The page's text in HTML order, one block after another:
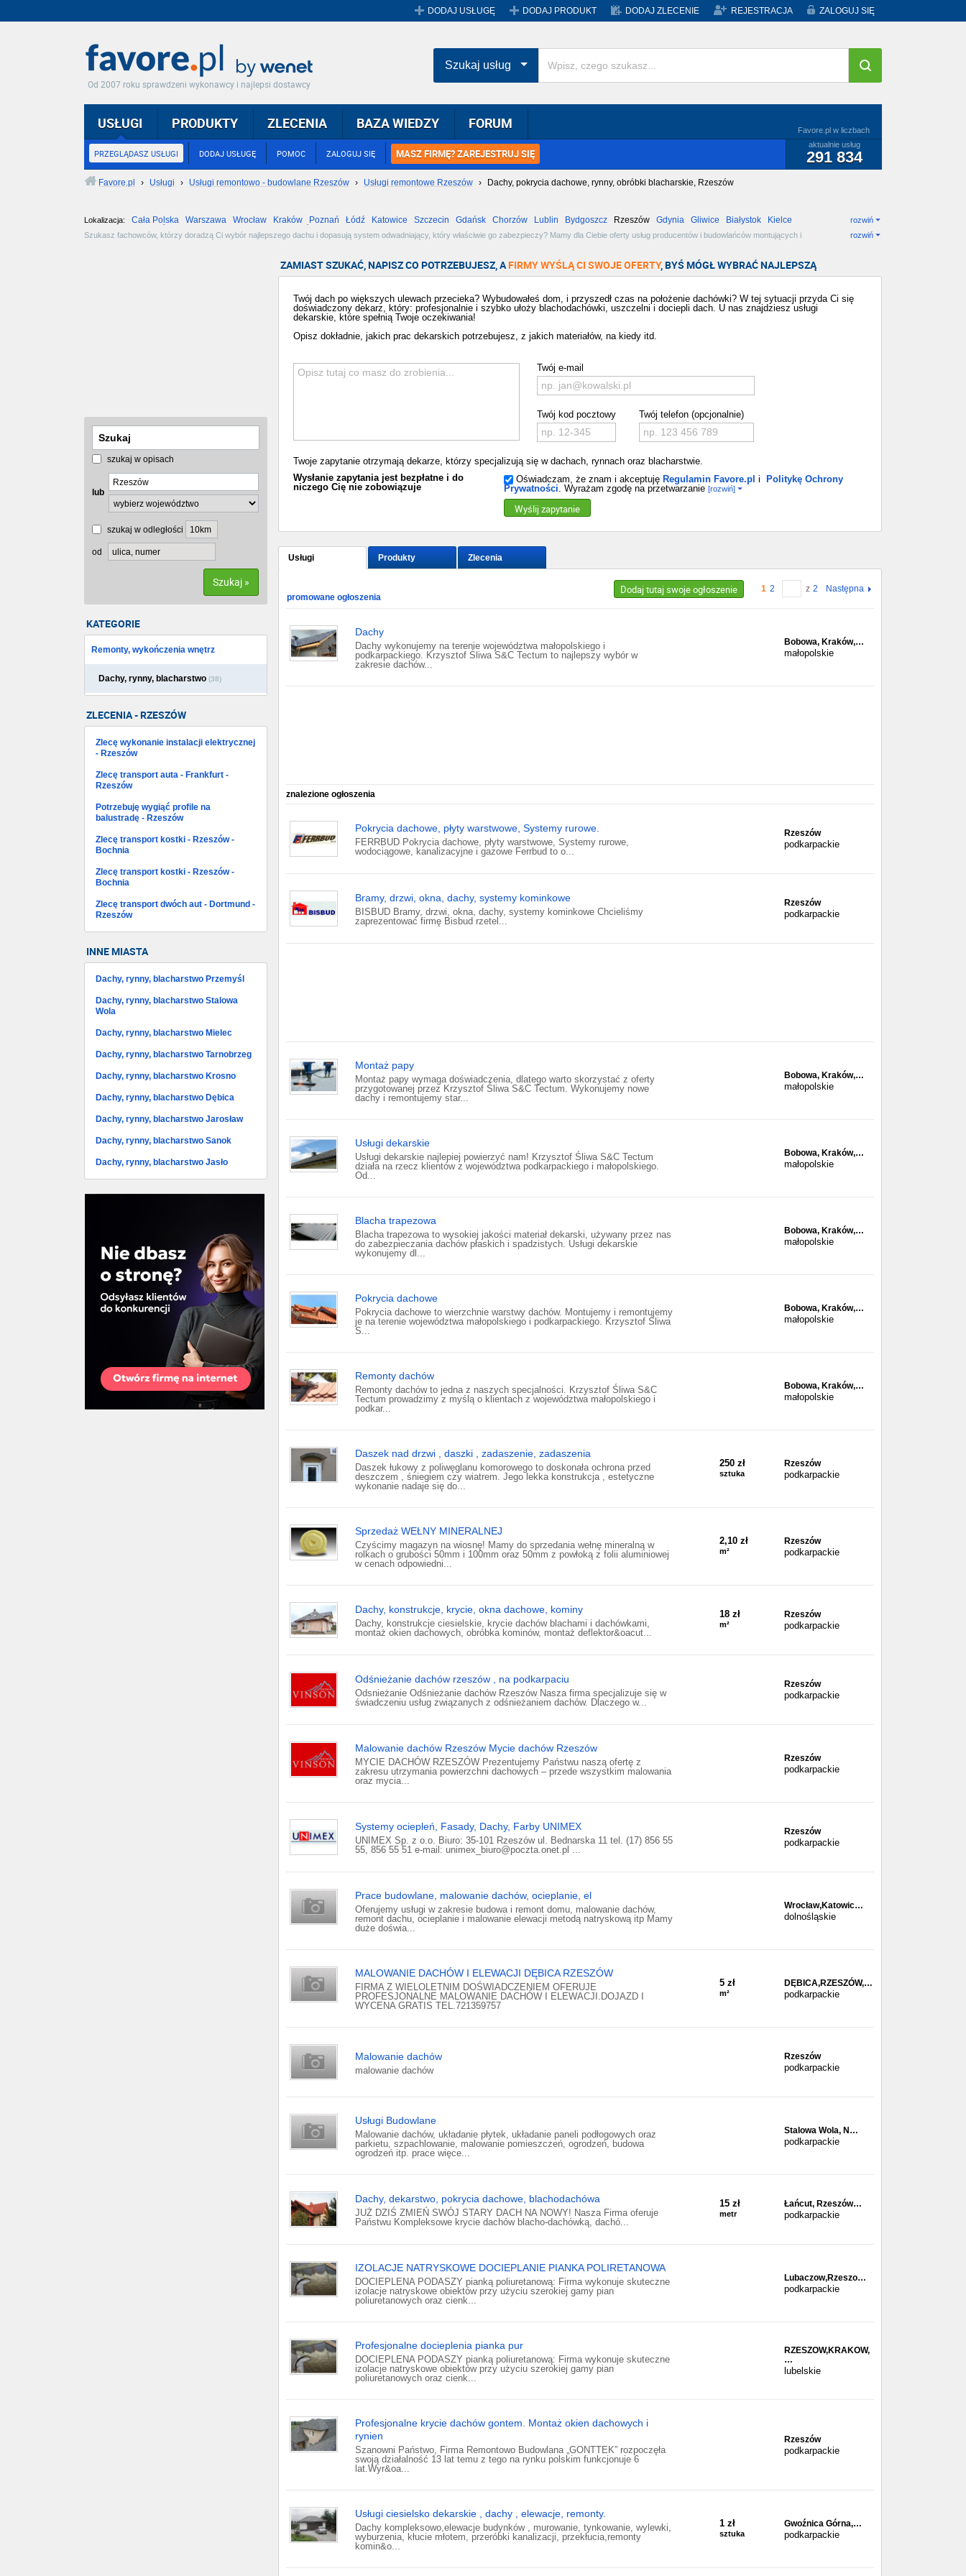
DODAJ USŁUGĘ DODAJ PRODUKT DODAJ ZLECENIE REJESTRACJA ZALOGUJ SIĘ
Od 2007 roku sprawdzeni wykonawcy i najlepsi dostawcy
USŁUGI
PRZEGLĄDASZ USŁUGI DODAJ USŁUGĘ POMOC ZALOGUJ SIĘ MASZ FIRMĘ? ZAREJESTRUJ SIĘ
Favore.pl w liczbach
aktualnie usług
291 834
PRODUKTY ZLECENIA BAZA WIEDZY FORUM
Szukaj usług
Favore.pl › Usługi › Usługi remontowo - budowlane Rzeszów › Usługi remontowe Rzeszów › Dachy, pokrycia dachowe, rynny, obróbki blacharskie, Rzeszów
Lokalizacja: Cała Polska Warszawa Wrocław Kraków Poznań Łódź Katowice Szczecin Gdańsk Chorzów Lublin Bydgoszcz Rzeszów Gdynia Gliwice Białystok
Kielce
rozwiń
Szukasz fachowców, którzy doradzą Ci wybór najlepszego dachu i dopasują system odwadniający, który właściwie go zabezpieczy? Mamy dla Ciebie oferty usług producentów i budowlańców montujących i
rozwiń
szukaj w opisach
lub
szukaj w odległości
od
Szukaj »
KATEGORIE
Remonty, wykończenia wnętrz
Dachy, rynny, blacharstwo (38)
ZLECENIA - RZESZÓW
Zlecę wykonanie instalacji elektrycznej
- Rzeszów
Zlecę transport auta - Frankfurt -
Rzeszów
Potrzebuję wygiąć profile na
balustradę - Rzeszów
Zlecę transport kostki - Rzeszów -
Bochnia
Zlecę transport kostki - Rzeszów -
Bochnia
Zlecę transport dwóch aut - Dortmund -
Rzeszów
INNE MIASTA
Dachy, rynny, blacharstwo Przemyśl
Dachy, rynny, blacharstwo Stalowa
Wola
Dachy, rynny, blacharstwo Mielec
Dachy, rynny, blacharstwo Tarnobrzeg
Dachy, rynny, blacharstwo Krosno
Dachy, rynny, blacharstwo Dębica
Dachy, rynny, blacharstwo Jarosław
Dachy, rynny, blacharstwo Sanok
Dachy, rynny, blacharstwo Jasło
ZAMIAST SZUKAĆ, NAPISZ CO POTRZEBUJESZ, AFIRMY WYŚLĄ CI SWOJE OFERTY, BYŚ MÓGŁ WYBRAĆ NAJLEPSZĄ
Twój dach po większych ulewach przecieka? Wybudowałeś dom, i przyszedł czas na położenie dachówki? W tej sytuacji przyda Ci się
doświadczony dekarz, który: profesjonalnie i szybko ułoży blachodachówki, uszczelni i dociepli dach. U nas znajdziesz usługi
dekarskie, które spełnią Twoje oczekiwania!
Opisz dokładnie, jakich prac dekarskich potrzebujesz, z jakich materiałów, na kiedy itd.
Twój e-mail
Twój kod pocztowy Twój telefon (opcjonalnie)
Twoje zapytanie otrzymają dekarze, którzy specjalizują się w dachach, rynnach oraz blacharstwie.
Wysłanie zapytania jest bezpłatne i do
niczego Cię nie zobowiązuje
Oświadczam, że znam i akceptuję Regulamin Favore.pl i
Politykę Ochrony
Prywatności. Wyrażam zgodę na przetwarzanie [rozwiń]
Wyślij zapytanie
Usługi Produkty Zlecenia
Dodaj tutaj swoje ogłoszenie
promowane ogłoszenia
1 2 z 2 Następna
Dachy
Dachy wykonujemy na terenie województwa małopolskiego i
podkarpackiego. Krzysztof Śliwa S&C Tectum to najlepszy wybór w
zakresie dachów...
Bobowa, Kraków,…
małopolskie
znalezione ogłoszenia
Pokrycia dachowe, płyty warstwowe, Systemy rurowe.
FERRBUD Pokrycia dachowe, płyty warstwowe, Systemy rurowe,
wodociągowe, kanalizacyjne i gazowe Ferrbud to o...
Rzeszów
podkarpackie
Bramy, drzwi, okna, dachy, systemy kominkowe
BISBUD Bramy, drzwi, okna, dachy, systemy kominkowe Chcieliśmy
zaprezentować firmę Bisbud rzetel...
Rzeszów
podkarpackie
Montaż papy
Montaż papy wymaga doświadczenia, dlatego warto skorzystać z oferty
przygotowanej przez Krzysztof Śliwa S&C Tectum. Wykonujemy nowe
dachy i remontujemy star...
Bobowa, Kraków,…
małopolskie
Usługi dekarskie
Usługi dekarskie najlepiej powierzyć nam! Krzysztof Śliwa S&C Tectum
działa na rzecz klientów z województwa podkarpackiego i małopolskiego.
Od...
Bobowa, Kraków,…
małopolskie
Blacha trapezowa
Blacha trapezowa to wysokiej jakości materiał dekarski, używany przez nas
do zabezpieczania dachów płaskich i spadzistych. Usługi dekarskie
wykonujemy dl...
Bobowa, Kraków,…
małopolskie
Pokrycia dachowe
Pokrycia dachowe to wierzchnie warstwy dachów. Montujemy i remontujemy
je na terenie województwa małopolskiego i podkarpackiego. Krzysztof Śliwa
S...
Bobowa, Kraków,…
małopolskie
Remonty dachów
Remonty dachów to jedna z naszych specjalności. Krzysztof Śliwa S&C
Tectum prowadzimy z myślą o klientach z województwa małopolskiego i
podkar...
Bobowa, Kraków,…
małopolskie
Daszek nad drzwi , daszki , zadaszenie, zadaszenia
Daszek łukowy z poliwęglanu komorowego to doskonała ochrona przed
deszczem , śniegiem czy wiatrem. Jego lekka konstrukcja , estetyczne
wykonanie nadaje się do...
250 zł
sztuka
Rzeszów
podkarpackie
Sprzedaż WEŁNY MINERALNEJ
Czyścimy magazyn na wiosnę! Mamy do sprzedania wełnę mineralną w
rolkach o grubości 50mm i 100mm oraz 50mm z powłoką z folii aluminiowej
w cenach odpowiedni...
2,10 zł
m²
Rzeszów
podkarpackie
Dachy, konstrukcje, krycie, okna dachowe, kominy
Dachy, konstrukcje ciesielskie, krycie dachów blachami i dachówkami,
montaż okien dachowych, obróbka kominów, montaż deflektor&oacut...
18 zł
m²
Rzeszów
podkarpackie
Odśnieżanie dachów rzeszów , na podkarpaciu
Odsnieżanie Odśnieżanie dachów Rzeszów Nasza firma specjalizuje się w
świadczeniu usług związanych z odśnieżaniem dachów. Dlaczego w...
Rzeszów
podkarpackie
Malowanie dachów Rzeszów Mycie dachów Rzeszów
MYCIE DACHÓW RZESZÓW Prezentujemy Państwu naszą ofertę z
zakresu utrzymania powierzchni dachowych – przede wszystkim malowania
oraz mycia...
Rzeszów
podkarpackie
Systemy ociepleń, Fasady, Dachy, Farby UNIMEX
UNIMEX Sp. z o.o. Biuro: 35-101 Rzeszów ul. Bednarska 11 tel. (17) 856 55
55, 856 55 51 e-mail: unimex_biuro@poczta.onet.pl ...
Rzeszów
podkarpackie
Prace budowlane, malowanie dachów, ocieplanie, el
Oferujemy usługi w zakresie budowa i remont domu, malowanie dachów,
remont dachu, ocieplanie i malowanie elewacji metodą natryskową itp Mamy
duże doświa...
Wrocław,Katowic…
dolnośląskie
MALOWANIE DACHÓW I ELEWACJI DĘBICA RZESZÓW
FIRMA Z WIELOLETNIM DOŚWIADCZENIEM OFERUJE
PROFESJONALNE MALOWANIE DACHÓW I ELEWACJI.DOJAZD I
WYCENA GRATIS TEL.721359757
5 zł
m²
DĘBICA,RZESZÓW,…
podkarpackie
Malowanie dachów
malowanie dachów
Rzeszów
podkarpackie
Usługi Budowlane
Malowanie dachów, układanie płytek, układanie paneli podłogowych oraz
parkietu, szpachlowanie, malowanie pomieszczeń, ogrodzeń, budowa
ogrodzeń itp. prace więce...
Stalowa Wola, N…
podkarpackie
Dachy, dekarstwo, pokrycia dachowe, blachodachówa
JUŻ DZIŚ ZMIEŃ SWÓJ STARY DACH NA NOWY! Nasza Firma oferuje
Państwu Kompleksowe krycie dachów blacho-dachówką, dachó...
15 zł
metr
Łańcut, Rzeszów…
podkarpackie
IZOLACJE NATRYSKOWE DOCIEPLANIE PIANKA POLIRETANOWA
DOCIEPLENA PODASZY pianką poliuretanową: Firma wykonuje skuteczne
izolacje natryskowe obiektów przy użyciu szerokiej gamy pian
poliuretanowych oraz cienk...
Lubaczow,Rzeszo…
podkarpackie
Profesjonalne docieplenia pianka pur
DOCIEPLENA PODASZY pianką poliuretanową: Firma wykonuje skuteczne
izolacje natryskowe obiektów przy użyciu szerokiej gamy pian
poliuretanowych oraz cienk...
RZESZOW,KRAKOW,
…
lubelskie
Profesjonalne krycie dachów gontem. Montaż okien dachowych i
rynien
Szanowni Państwo, Firma Remontowo Budowlana „GONTTEK” rozpoczęła
swoją działalność 13 lat temu z tego na rynku polskim funkcjonuje 6
lat.Wyr&oa...
Rzeszów
podkarpackie
Usługi ciesielsko dekarskie , dachy , elewacje, remonty.
Dachy kompleksowo,elewacje budynków , murowanie, tynkowanie, wylewki,
wyburzenia, kłucie młotem, przeróbki kanalizacji, przekłucia,remonty
komin&o...
1 zł
sztuka
Gwoźnica Górna,…
podkarpackie